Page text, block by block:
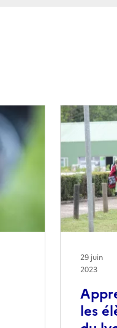
les
29 juin
2023